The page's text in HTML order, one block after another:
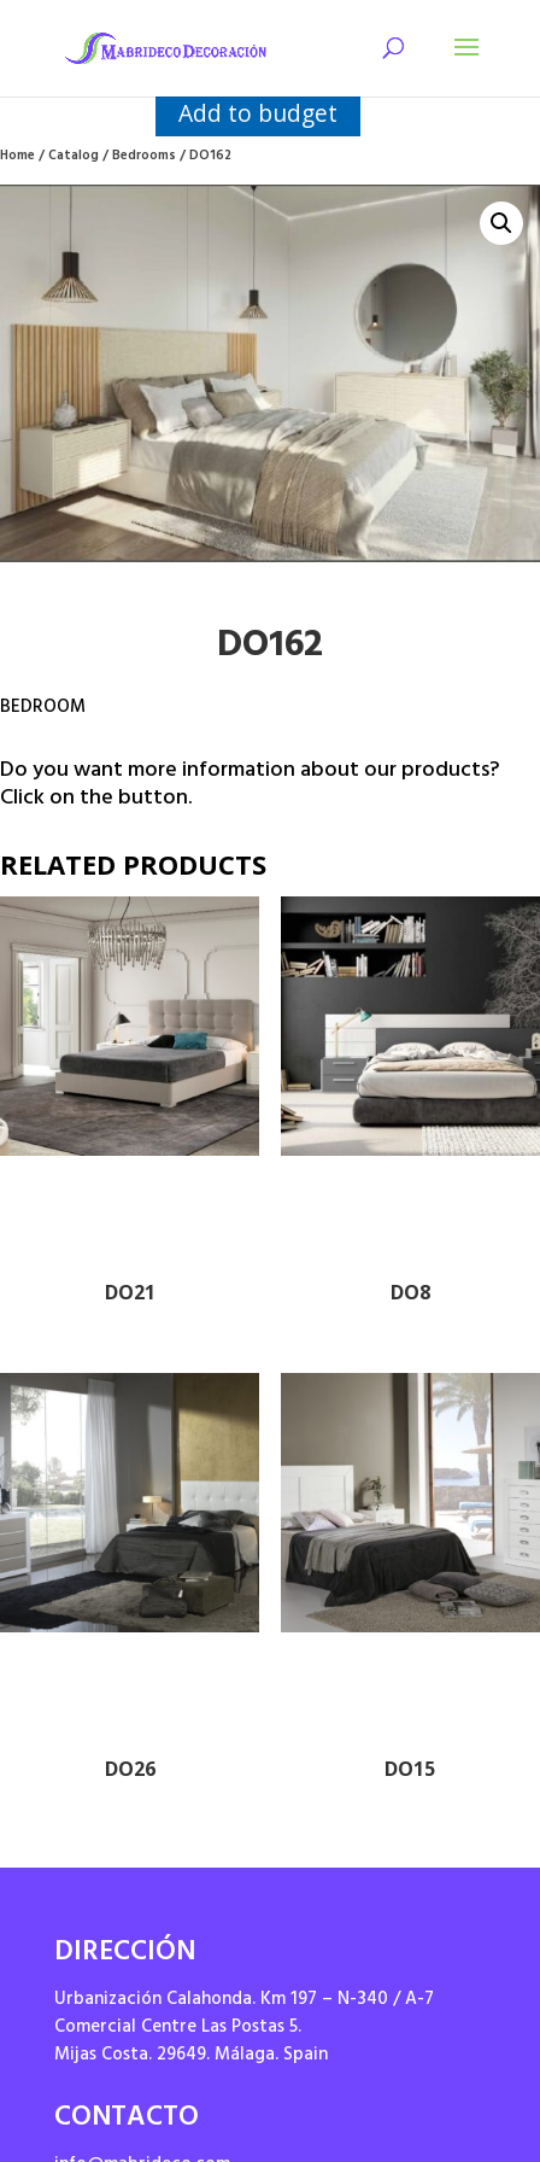
Add to budget
Home/Catalog/Bedrooms/ DO162
DO162
BEDROOM
Do you want more information about our products?
Click on the button.
RELATED PRODUCTS
DO21 DO8
DO26 DO15
DIRECCIÓN
Urbanización Calahonda. Km 197 – N-340 / A-7
Comercial Centre Las Postas 5.
Mijas Costa. 29649. Málaga. Spain
CONTACTO